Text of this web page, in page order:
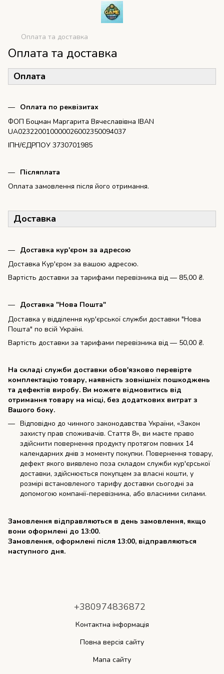
Оплата та доставка
Оплата та доставка
Оплата
Оплата по реквізитах
ФОП Боцман Маргарита Вячеславівна IBAN
UA023220010000026002350094037
ІПН/ЄДРПОУ 3730701985
Післяплата
Оплата замовлення після його отримання.
Доставка
Доставка кур'єром за адресою
Доставка Кур'єром за вашою адресою.
Вартість доставки за тарифами перевізника від — 85,00 ₴.
Доставка "Нова Пошта"
Доставка у відділення кур'єрської служби доставки "Нова
Пошта" по всій Україні.
Вартість доставки за тарифами перевізника від — 50,00 ₴.
На складі служби доставки обов'язково перевірте
комплектацію товару, наявність зовнішніх пошкоджень
та дефектів виробу. Ви можете відмовитись від
отримання товару на місці, без додаткових витрат з
Вашого боку.
Відповідно до чинного законодавства України, «Закон
захисту прав споживачів. Стаття 8», ви маєте право
здійснити повернення продукту протягом повних 14
календарних днів з моменту покупки. Повернення товару,
дефект якого виявлено поза складом служби кур'єрської
доставки, здійснюється покупцем за власні кошти, у
розмірі встановленого тарифу доставки сьогодні за
допомогою компанії-перевізника, або власними силами.
Замовлення відправляються в день замовлення, якщо
вони оформлені до 13:00.
Замовлення, оформлені після 13:00, відправляються
наступного дня.
+380974836872
Контактна інформація
Повна версія сайту
Мапа сайту